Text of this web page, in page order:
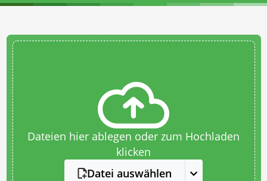
Dateien hier ablegen oder zum Hochladen
klicken
Datei auswählen